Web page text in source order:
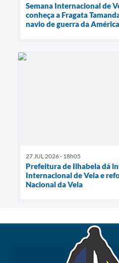
Semana Internacional de
conheça a Fragata
navio de guerra da
27 JUL 2026 - 18h05
Prefeitura de Ilhabela dá
Internacional de Vela e
Nacional da Vela